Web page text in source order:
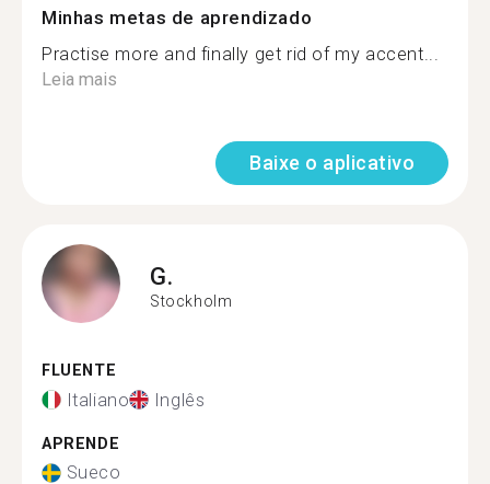
Minhas metas de aprendizado
Practise more and finally get rid of my accent...
Leia mais
Baixe o aplicativo
G.
Stockholm
FLUENTE
Italiano Inglês
APRENDE
Sueco